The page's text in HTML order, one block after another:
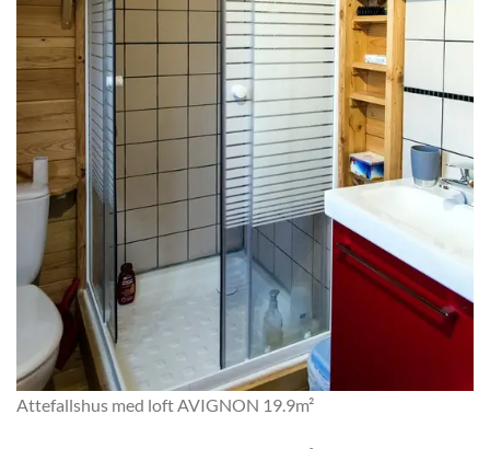
Attefallshus med loft AVIGNON 19.9m²